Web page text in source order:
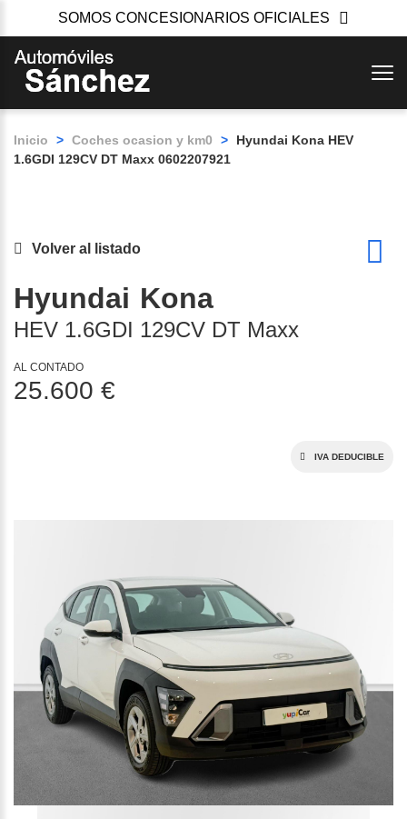
SOMOS CONCESIONARIOS OFICIALES
Inicio > Coches ocasion y km0 >
Hyundai Kona HEV
1.6GDI 129CV DT Maxx 0602207921
Volver al listado
Hyundai Kona
HEV 1.6GDI 129CV DT Maxx
AL CONTADO
25.600 €
IVA DEDUCIBLE